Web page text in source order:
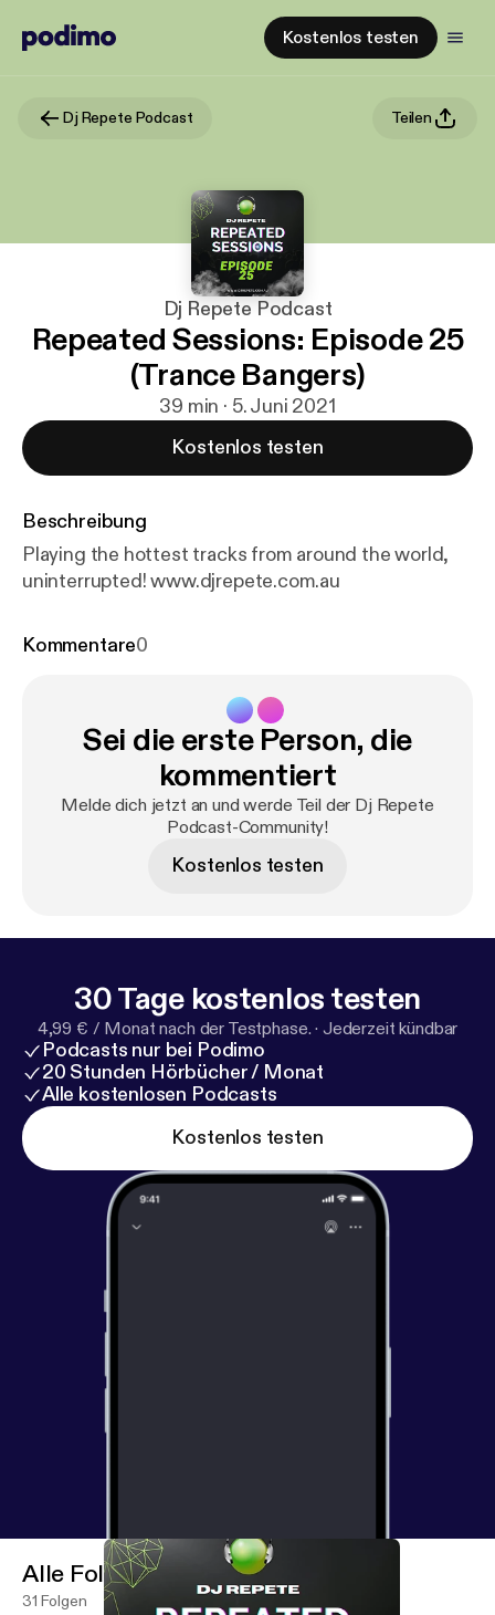
Kostenlos testen
Dj Repete Podcast Teilen
Dj Repete Podcast
Repeated Sessions: Episode 25
(Trance Bangers)
39 min · 5. Juni 2021
Kostenlos testen
Beschreibung
Playing the hottest tracks from around the world,
uninterrupted! www.djrepete.com.au
Kommentare0
Sei die erste Person, die
kommentiert
Melde dich jetzt an und werde Teil der Dj Repete
Podcast-Community!
Kostenlos testen
30 Tage kostenlos testen
4,99 € / Monat nach der Testphase. · Jederzeit kündbar
Podcasts nur bei Podimo
20 Stunden Hörbücher / Monat
Alle kostenlosen Podcasts
Kostenlos testen
Alle Folgen
31 Folgen